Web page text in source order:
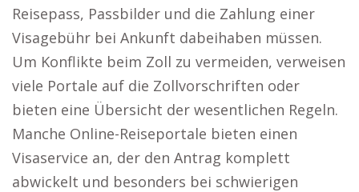
Reisepass, Passbilder und die Zahlung einer
Visagebühr bei Ankunft dabeihaben müssen.
Um Konflikte beim Zoll zu vermeiden, verweisen
viele Portale auf die Zollvorschriften oder
bieten eine Übersicht der wesentlichen Regeln.
Manche Online-Reiseportale bieten einen
Visaservice an, der den Antrag komplett
abwickelt und besonders bei schwierigen